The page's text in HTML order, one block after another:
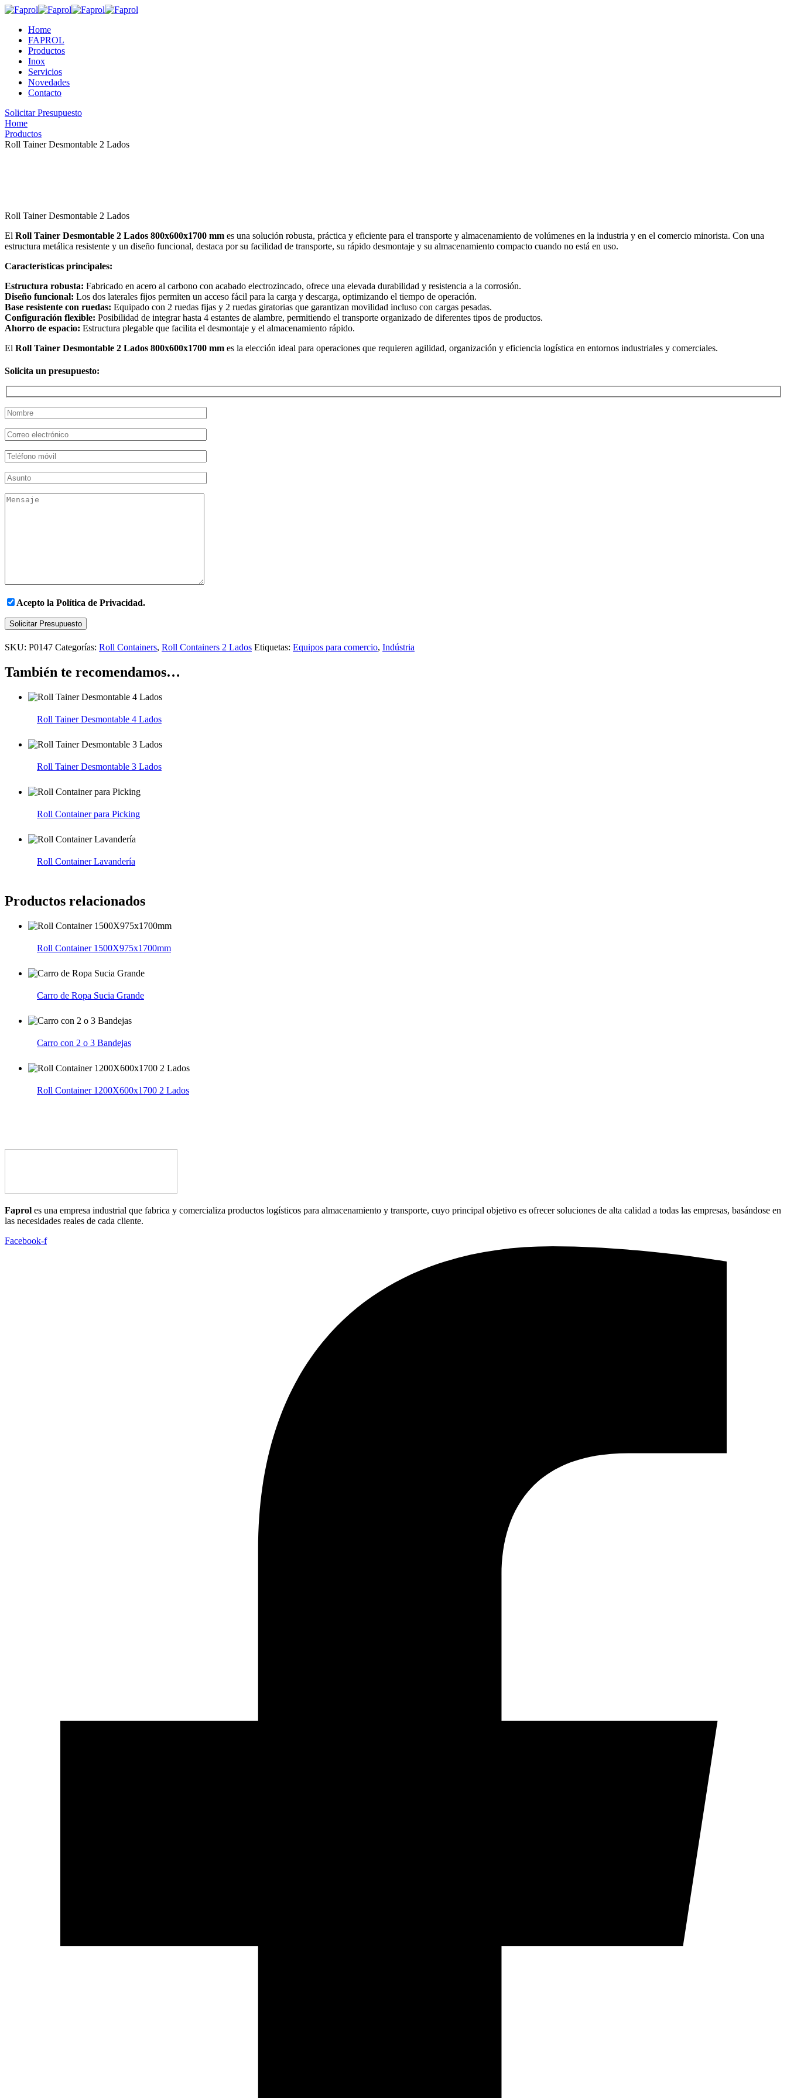
Home
FAPROL
Productos
Inox
Servicios
Novedades
Contacto
Solicitar Presupuesto
Home
Productos
Roll Tainer Desmontable 2 Lados
Roll Tainer Desmontable 2 Lados
El Roll Tainer Desmontable 2 Lados 800x600x1700 mm es una solución robusta, práctica y eficiente para el transporte y almacenamiento de volúmenes en la industria y en el comercio minorista. Con una
estructura metálica resistente y un diseño funcional, destaca por su facilidad de transporte, su rápido desmontaje y su almacenamiento compacto cuando no está en uso.
Características principales:
Estructura robusta: Fabricado en acero al carbono con acabado electrozincado, ofrece una elevada durabilidad y resistencia a la corrosión.
Diseño funcional: Los dos laterales fijos permiten un acceso fácil para la carga y descarga, optimizando el tiempo de operación.
Base resistente con ruedas: Equipado con 2 ruedas fijas y 2 ruedas giratorias que garantizan movilidad incluso con cargas pesadas.
Configuración flexible: Posibilidad de integrar hasta 4 estantes de alambre, permitiendo el transporte organizado de diferentes tipos de productos.
Ahorro de espacio: Estructura plegable que facilita el desmontaje y el almacenamiento rápido.
El Roll Tainer Desmontable 2 Lados 800x600x1700 mm es la elección ideal para operaciones que requieren agilidad, organización y eficiencia logística en entornos industriales y comerciales.
Solicita un presupuesto:
Acepto la Política de Privacidad.
Solicitar Presupuesto
SKU: P0147 Categorías: Roll Containers, Roll Containers 2 Lados Etiquetas: Equipos para comercio, Indústria
También te recomendamos…
Roll Tainer Desmontable 4 Lados
Roll Tainer Desmontable 3 Lados
Roll Container para Picking
Roll Container Lavandería
Productos relacionados
Roll Container 1500X975x1700mm
Carro de Ropa Sucia Grande
Carro con 2 o 3 Bandejas
Roll Container 1200X600x1700 2 Lados
Faprol es una empresa industrial que fabrica y comercializa productos logísticos para almacenamiento y transporte, cuyo principal objetivo es ofrecer soluciones de alta calidad a todas las empresas, basándose en
las necesidades reales de cada cliente.
Facebook-f